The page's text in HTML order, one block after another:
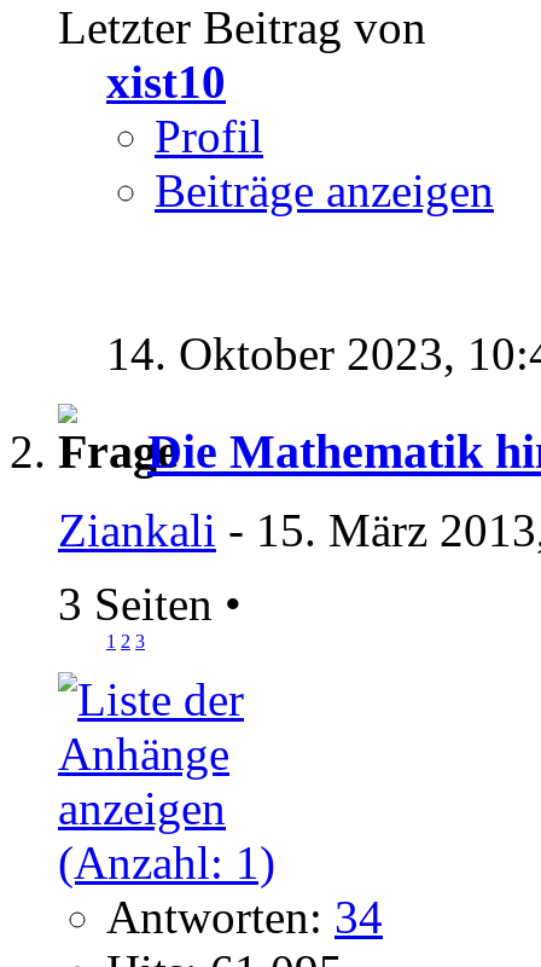
Letzter Beitrag von
xist10
Profil
Beiträge anzeigen
14. Oktober 2023,
Die Mathematik
Ziankali - 15. März
3 Seiten •
1 2 3
Antworten: 34